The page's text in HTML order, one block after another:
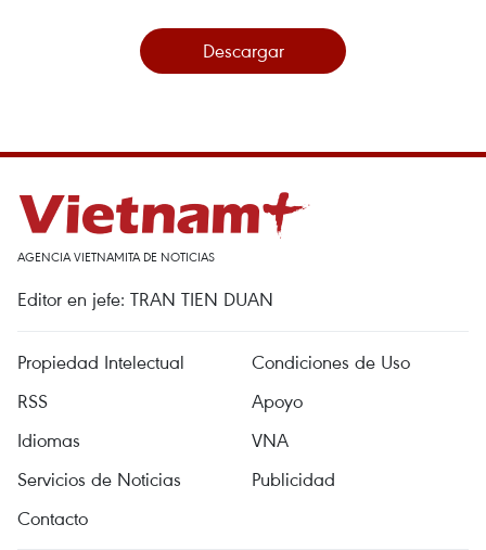
Descargar
AGENCIA VIETNAMITA DE NOTICIAS
Editor en jefe: TRAN TIEN DUAN
Propiedad Intelectual
Condiciones de Uso
RSS
Apoyo
Idiomas
VNA
Servicios de Noticias
Publicidad
Contacto